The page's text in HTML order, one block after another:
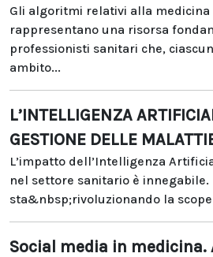
Gli algoritmi relativi alla medicina
rappresentano una risorsa
professionisti sanitari che,
ambito...
L’INTELLIGENZA
GESTIONE DELLE
L’impatto dell’Intelligenza
nel settore sanitario è innegabile.
sta&nbsp;rivoluzionando la
Social media in medicina.